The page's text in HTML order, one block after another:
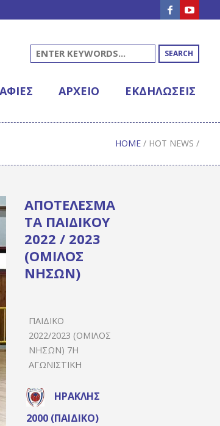
SEARCH
ΑΡΧΕΊΟ ΕΚΔΗΛΩΣΕΙΣ
HOME / HOT NEWS /
ΑΠΟΤΕΛΕΣΜΑ
ΤΑ ΠΑΙΔΙΚΟΥ
2022 / 2023
(ΟΜΙΛΟΣ
ΝΗΣΩΝ)
ΠΑΙΔΙΚΌ
2022/2023 (ΌΜΙΛΟΣ
ΝΉΣΩΝ) 7Η
ΑΓΩΝΙΣΤΙΚΉ
ΗΡΑΚΛΉΣ
2000 (ΠΑΙΔΙΚΌ)